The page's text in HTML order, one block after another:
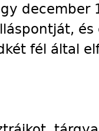
december
fél által